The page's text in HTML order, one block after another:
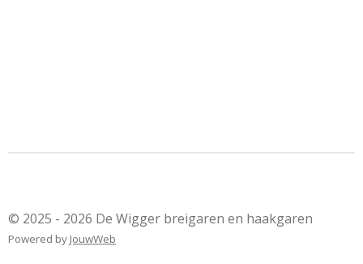
© 2025 - 2026 De Wigger breigaren en haakgaren
Powered by JouwWeb